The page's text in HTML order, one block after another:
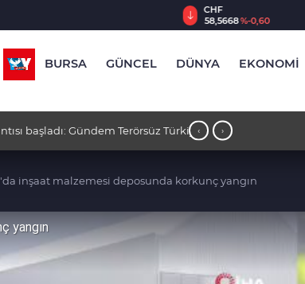
CHF
58,5668%-0,60
BURSA GÜNCEL DÜNYA EKONOMİ
Terörsüz Türkiye 17:30 -
‹ ›
inşaat malzemesi deposunda korkunç yangın